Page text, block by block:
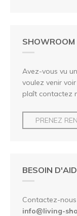
SHOWROOM
Avez-vous vu
voulez venir
plaît contactez
PRENEZ
BESOIN
Contactez-nous
info@living-